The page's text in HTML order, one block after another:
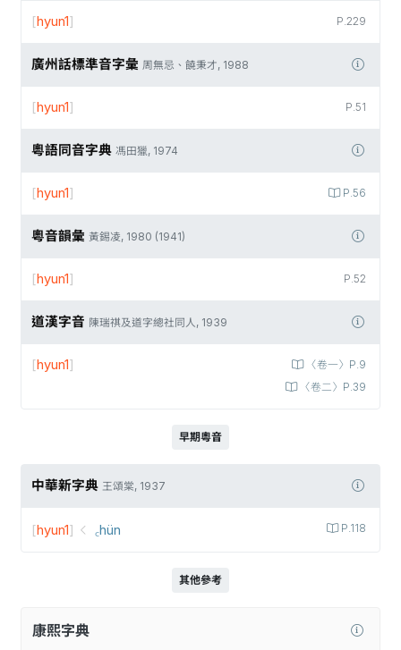
P.229
[hyun1]
廣州話標準音字彙 周無忌、饒秉才, 1988
P.51
[hyun1]
粵語同音字典 馮田獵, 1974
P.56
[hyun1]
粵音韻彙 黃錫凌, 1980 (1941)
P.52
[hyun1]
道漢字音 陳瑞祺及道字總社同人, 1939
〈卷一〉P.9
〈卷二〉P.39
[hyun1]
早期粵音
中華新字典 王頌棠, 1937
P.118
[hyun1] ꜀hün
其他參考
康熙字典